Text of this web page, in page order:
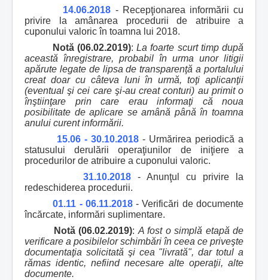
14.06.2018 - Recepţionarea informării cu
privire la amânarea procedurii de atribuire a
cuponului valoric în toamna lui 2018.
Notă (06.02.2019):La foarte scurt timp după
această înregistrare, probabil în urma unor litigii
apărute legate de lipsa de transparenţă a portalului
creat doar cu câteva luni în urmă, toţi aplicanţii
(eventual şi cei care şi-au creat conturi) au primit o
înştiinţare prin care erau informaţi că noua
posibilitate de aplicare se amână până în toamna
anului curent informării.
15.06 - 30.10.2018 - Urmărirea periodică a
statusului derulării operaţiunilor de iniţiere a
procedurilor de atribuire a cuponului valoric.
31.10.2018 - Anunţul cu privire la
redeschiderea procedurii.
01.11 - 06.11.2018- Verificări de documente
încărcate, informări suplimentare.
Notă (06.02.2019): A fost o simplă etapă de
verificare a posibilelor schimbări în ceea ce priveşte
documentaţia solicitată şi cea "livrată", dar totul a
rămas identic, nefiind necesare alte operaţii, alte
documente.